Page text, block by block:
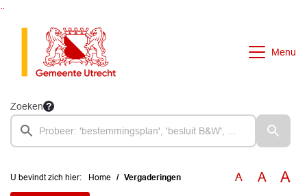
Menu
Zoeken
U bevindt zich hier: Home Vergaderingen A A A